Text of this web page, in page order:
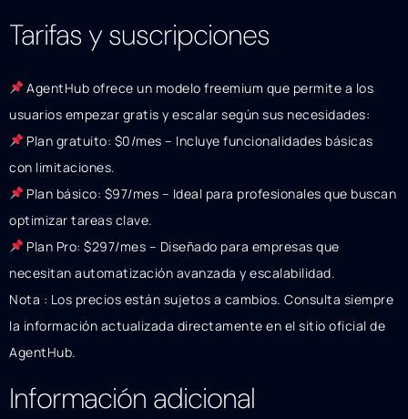
Tarifas y suscripciones
AgentHub ofrece un modelo freemium que permite a los
usuarios empezar gratis y escalar según sus necesidades:
Plan gratuito: $0/mes – Incluye funcionalidades básicas
con limitaciones.
Plan básico: $97/mes – Ideal para profesionales que buscan
optimizar tareas clave.
Plan Pro: $297/mes – Diseñado para empresas que
necesitan automatización avanzada y escalabilidad.
Nota : Los precios están sujetos a cambios. Consulta siempre
la información actualizada directamente en el sitio oficial de
AgentHub.
Información adicional